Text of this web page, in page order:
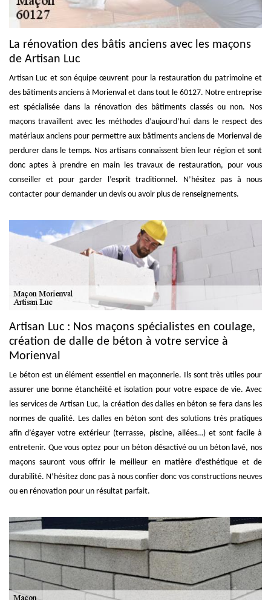
La rénovation des bâtis anciens avec les maçons
de Artisan Luc
Artisan Luc et son équipe œuvrent pour la restauration du patrimoine et
des bâtiments anciens à Morienval et dans tout le 60127. Notre entreprise
est spécialisée dans la rénovation des bâtiments classés ou non. Nos
maçons travaillent avec les méthodes d’aujourd’hui dans le respect des
matériaux anciens pour permettre aux bâtiments anciens de Morienval de
perdurer dans le temps. Nos artisans connaissent bien leur région et sont
donc aptes à prendre en main les travaux de restauration, pour vous
conseiller et pour garder l’esprit traditionnel. N’hésitez pas à nous
contacter pour demander un devis ou avoir plus de renseignements.
Artisan Luc : Nos maçons spécialistes en coulage,
création de dalle de béton à votre service à
Morienval
Le béton est un élément essentiel en maçonnerie. Ils sont très utiles pour
assurer une bonne étanchéité et isolation pour votre espace de vie. Avec
les services de Artisan Luc, la création des dalles en béton se fera dans les
normes de qualité. Les dalles en béton sont des solutions très pratiques
afin d’égayer votre extérieur (terrasse, piscine, allées…) et sont facile à
entretenir. Que vous optez pour un béton désactivé ou un béton lavé, nos
maçons sauront vous offrir le meilleur en matière d’esthétique et de
durabilité. N’hésitez donc pas à nous confier donc vos constructions neuves
ou en rénovation pour un résultat parfait.